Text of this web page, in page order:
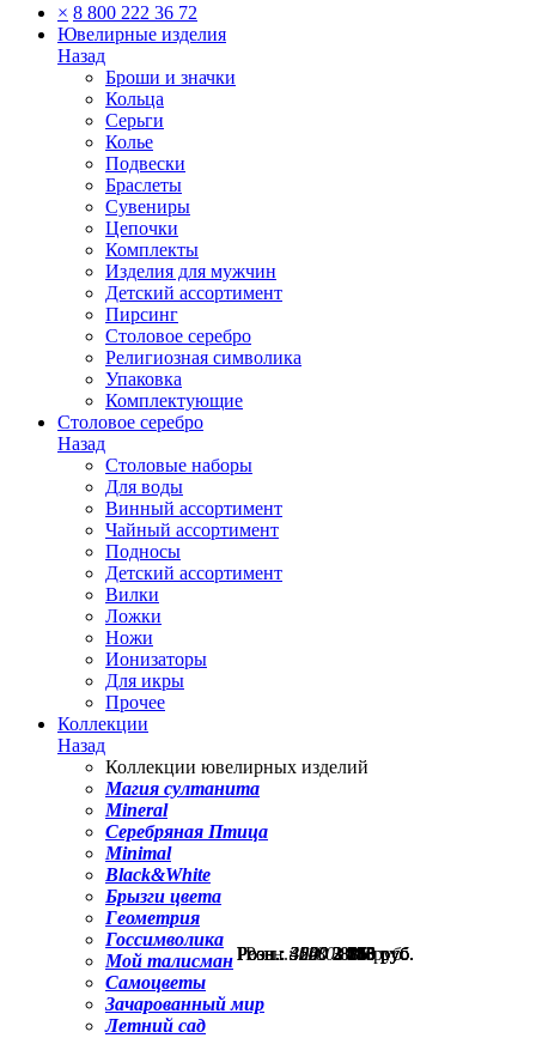
Розн.:3040 2 280руб.
Розн.:3550 2 663руб.
Розн.:3620 2 715руб.
Розн.:4200 3 150руб.
Розн.:4200 3 150руб.
Розн.:1180 885руб.
× 8 800 222 36 72
Ювелирные изделия
Назад
Броши и значки
Кольца
Серьги
Колье
Подвески
Браслеты
Сувениры
Цепочки
Комплекты
Изделия для мужчин
Детский ассортимент
Пирсинг
Столовое серебро
Религиозная символика
Упаковка
Комплектующие
Столовое серебро
Назад
Столовые наборы
Для воды
Винный ассортимент
Чайный ассортимент
Подносы
Детский ассортимент
Вилки
Ложки
Ножи
Ионизаторы
Для икры
Прочее
Коллекции
Назад
Коллекции ювелирных изделий
Магия султанита
Mineral
Серебряная Птица
Minimal
Black&White
Брызги цвета
Геометрия
Госсимволика
Мой талисман
Самоцветы
Зачарованный мир
Летний сад